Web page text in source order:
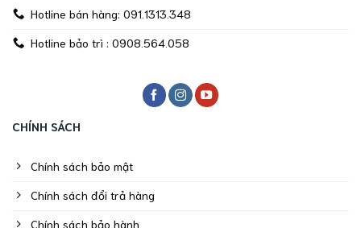
Hotline bán hàng: 091.1313.348
Hotline bảo trì : 0908.564.058
CHÍNH SÁCH
Chính sách bảo mật
Chính sách đổi trả hàng
Chính sách bảo hành